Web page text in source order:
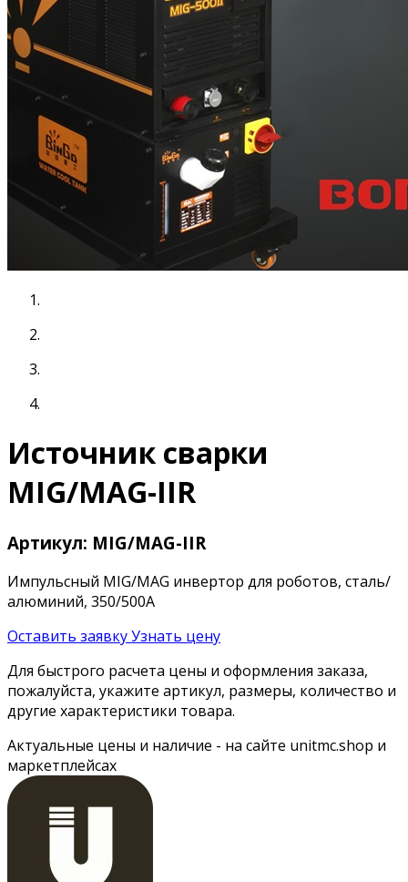
Источник сварки
MIG/MAG-IIR
Артикул: MIG/MAG-IIR
Импульсный MIG/MAG инвертор для роботов, сталь/
алюминий, 350/500А
Оставить заявкуУзнать цену
Для быстрого расчета цены и оформления заказа,
пожалуйста, укажите артикул, размеры, количество и
другие характеристики товара.
Актуальные цены и наличие - на сайте unitmc.shop и
маркетплейсах